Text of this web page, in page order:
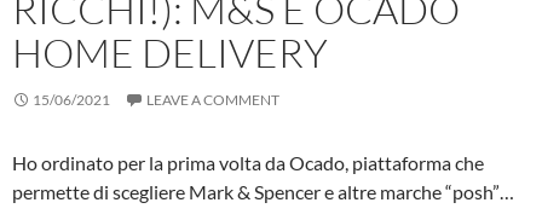
HOME DELIVERY
15/06/2021 LEAVE A COMMENT
Ho ordinato per la prima volta da Ocado, piattaforma che
permette di scegliere Mark & Spencer e altre marche “posh”…